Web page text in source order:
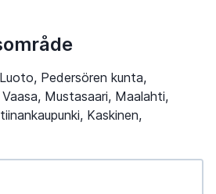
Pedersören kunta,
Mustasaari, Maalahti,
Kaskinen,